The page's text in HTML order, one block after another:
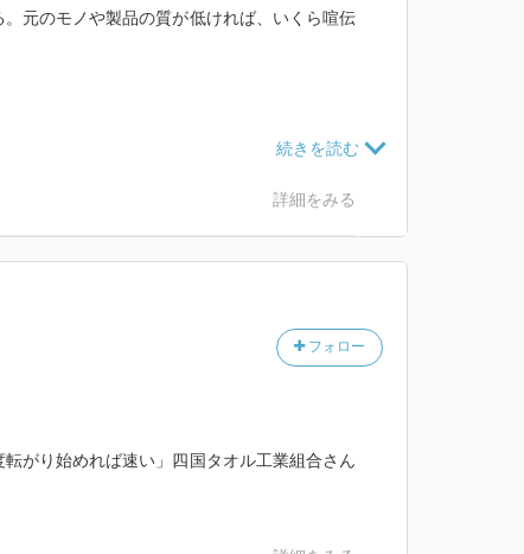
元のモノや製品の質が低ければ、いくら喧伝
詳細をみる
フォロー
がり始めれば速い」四国タオル工業組合さん